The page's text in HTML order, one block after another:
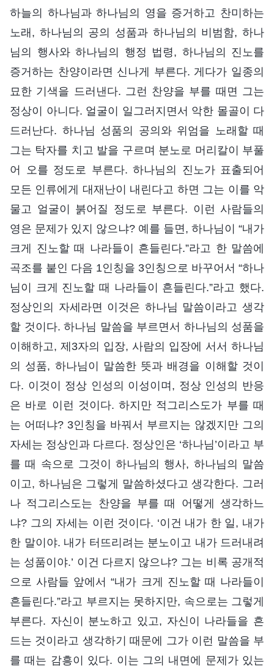
하늘의 하나님과 하나님의 영을 증거하고 찬미하는
노래, 하나님의 공의 성품과 하나님의 비범함, 하나
님의 행사와 하나님의 행정 법령, 하나님의 진노를
증거하는 찬양이라면 신나게 부른다. 게다가 일종의
묘한 기색을 드러낸다. 그런 찬양을 부를 때면 그는
정상이 아니다. 얼굴이 일그러지면서 악한 몰골이 다
드러난다. 하나님 성품의 공의와 위엄을 노래할 때
그는 탁자를 치고 발을 구르며 분노로 머리칼이 부풀
어 오를 정도로 부른다. 하나님의 진노가 표출되어
모든 인류에게 대재난이 내린다고 하면 그는 이를 악
물고 얼굴이 붉어질 정도로 부른다. 이런 사람들의
영은 문제가 있지 않으냐? 예를 들면, 하나님이 “내가
크게 진노할 때 나라들이 흔들린다.”라고 한 말씀에
곡조를 붙인 다음 1인칭을 3인칭으로 바꾸어서 “하나
님이 크게 진노할 때 나라들이 흔들린다.”라고 했다.
정상인의 자세라면 이것은 하나님 말씀이라고 생각
할 것이다. 하나님 말씀을 부르면서 하나님의 성품을
이해하고, 제3자의 입장, 사람의 입장에 서서 하나님
의 성품, 하나님이 말씀한 뜻과 배경을 이해할 것이
다. 이것이 정상 인성의 이성이며, 정상 인성의 반응
은 바로 이런 것이다. 하지만 적그리스도가 부를 때
는 어떠냐? 3인칭을 바꿔서 부르지는 않겠지만 그의
자세는 정상인과 다르다. 정상인은 ‘하나님’이라고 부
를 때 속으로 그것이 하나님의 행사, 하나님의 말씀
이고, 하나님은 그렇게 말씀하셨다고 생각한다. 그러
나 적그리스도는 찬양을 부를 때 어떻게 생각하느
냐? 그의 자세는 이런 것이다. ‘이건 내가 한 일, 내가
한 말이야. 내가 터뜨리려는 분노이고 내가 드러내려
는 성품이야.’ 이건 다르지 않으냐? 그는 비록 공개적
으로 사람들 앞에서 “내가 크게 진노할 때 나라들이
흔들린다.”라고 부르지는 못하지만, 속으로는 그렇게
부른다. 자신이 분노하고 있고, 자신이 나라들을 흔
드는 것이라고 생각하기 때문에 그가 이런 말씀을 부
를 때는 감흥이 있다. 이는 그의 내면에 문제가 있는